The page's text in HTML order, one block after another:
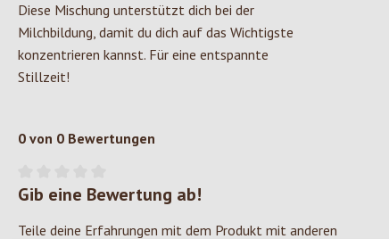
Diese Mischung unterstützt dich bei der
Milchbildung, damit du dich auf das Wichtigste
konzentrieren kannst. Für eine entspannte
Stillzeit!
0 von 0 Bewertungen
Durchschnittliche Bewertung von 0 von 5 Sternen
Gib eine Bewertung ab!
Teile deine Erfahrungen mit dem Produkt mit anderen